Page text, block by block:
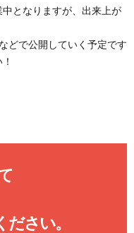
となりますが、出来上が
どで公開していく予定です
さい。